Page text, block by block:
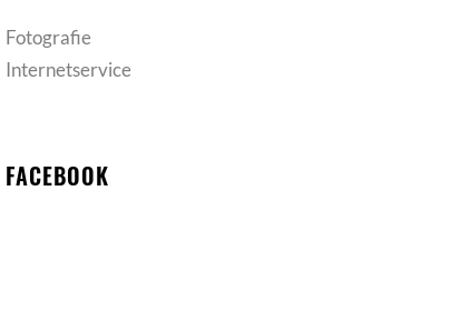
Fotografie
Internetservice
FACEBOOK